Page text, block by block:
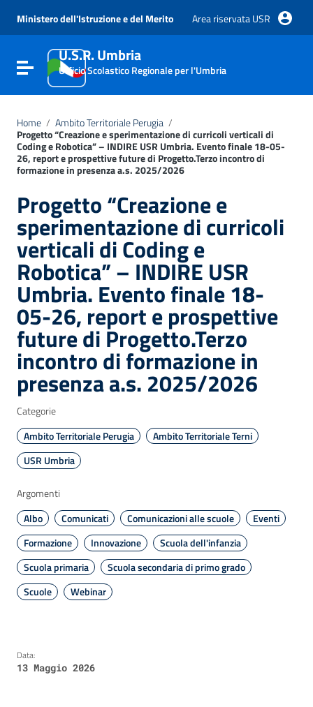
Vai al menu di navigazione
Vai al footer
Ministero dell'Istruzione e del Merito Area riservata USR
Attiva / disattiva la navigazione
U.S.R. Umbria
Ufficio Scolastico Regionale per l'Umbria
Home / Ambito Territoriale Perugia /
Progetto “Creazione e sperimentazione di curricoli verticali di
Coding e Robotica” – INDIRE USR Umbria. Evento finale 18-05-
26, report e prospettive future di Progetto.Terzo incontro di
formazione in presenza a.s. 2025/2026
Progetto “Creazione e
sperimentazione di curricoli
verticali di Coding e
Robotica” – INDIRE USR
Umbria. Evento finale 18-
05-26, report e prospettive
future di Progetto.Terzo
incontro di formazione in
presenza a.s. 2025/2026
Categorie
Ambito Territoriale Perugia
Ambito Territoriale Terni
USR Umbria
Argomenti
Albo
Comunicati Comunicazioni alle scuole
Eventi
Formazione
Innovazione
Scuola dell'infanzia
Scuola primaria
Scuola secondaria di primo grado
Scuole
Webinar
Data:
13 Maggio 2026